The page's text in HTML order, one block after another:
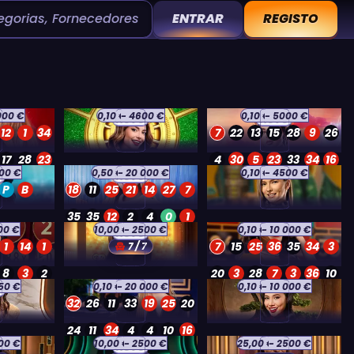
Fornecedores ENTRAR REGISTO
€
12 1
34
17 28 23
26 24
NOVO
0,10 €- 4600 € NOVO
0,10 €- 5000 €
7 22 13 15 28 9 26
4 30 5 23 33 34 16
24
28 14 28 19 24
€
P B
NOVO
0,50 €- 20 000 €
18 11 25 21 14 27
7
35 35 12 2 4 0
1
6 30 28 24 2 32
0,10 €- 4500 €
€
1 14
1
8 3
2
30 2
NOVO
10,00 €- 2500 €
7 / 7
0,10 €- 10 000 €
7 15 25 36 35 34 3
20 3 28 7 3 36 10
16
35 16 7 10 10
€ 0,10 €- 20 000 €
32 26 11 33 19 25 20
24 11 34 4 4 10 16
0,10 €- 10 000 €
€
NOVO
10,00 €- 2500 €
25,00 €- 2500 €